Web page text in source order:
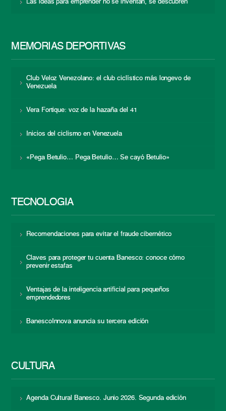
Las ideas para emprender no se inventan, se descubren
MEMORIAS DEPORTIVAS
Club Veloz Venezolano: el club ciclístico más longevo de
Venezuela
Vera Fortique: voz de la hazaña del 41
Inicios del ciclismo en Venezuela
«Pega Betulio… Pega Betulio… Se cayó Betulio»
TECNOLOGÍA
Recomendaciones para evitar el fraude cibernético
Claves para proteger tu cuenta Banesco: conoce cómo
prevenir estafas
Ventajas de la inteligencia artificial para pequeños
emprendedores
BanescoInnova anuncia su tercera edición
CULTURA
Agenda Cultural Banesco. Junio 2026. Segunda edición